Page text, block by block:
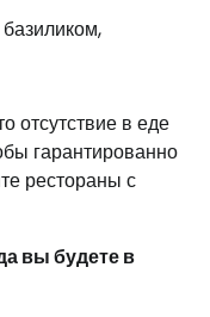
отсутствие в еде
гарантированно
рестораны с
вы будете в